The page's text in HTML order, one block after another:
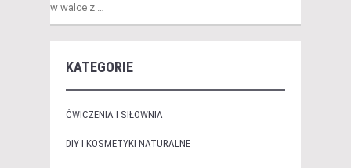
w walce z …
KATEGORIE
ĆWICZENIA I SIŁOWNIA
DIY I KOSMETYKI NATURALNE